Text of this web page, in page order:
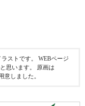
ストです。 WEBページ
思います。 原画は
意しました。